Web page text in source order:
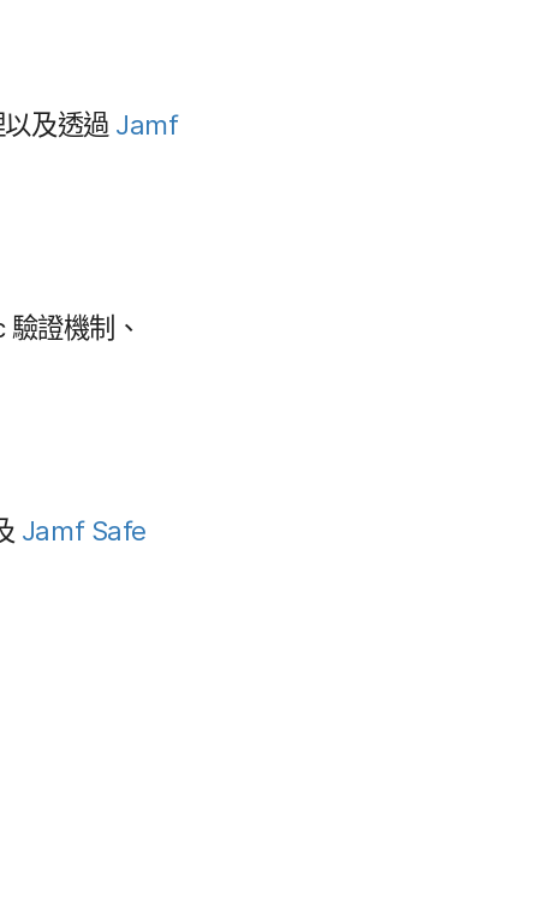
及​透過 Jamf
驗​證​機制、​
Jamf Safe